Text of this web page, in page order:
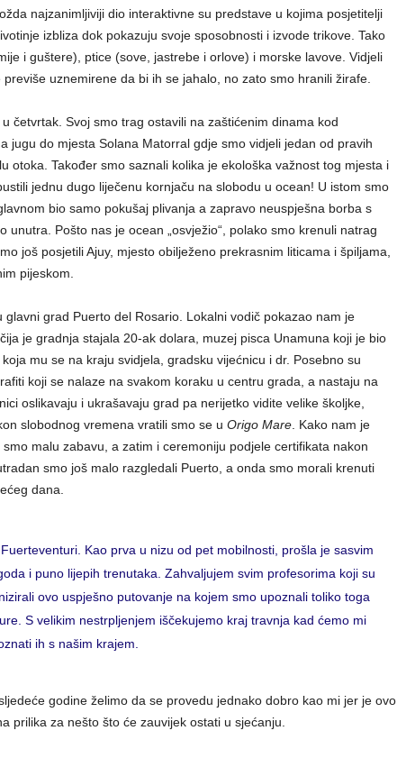
najzanimljiviji dio interaktivne su predstave u kojima posjetitelji
izbliza dok pokazuju svoje sposobnosti i izvode trikove. Tako
i guštere), ptice (sove, jastrebe i orlove) i morske lavove. Vidjeli
uznemirene da bi ih se jahalo, no zato smo hranili žirafe.
četvrtak. Svoj smo trag ostavili na zaštićenim dinama kod
jugu do mjesta Solana Matorral gdje smo vidjeli jedan od pravih
otoka. Također smo saznali kolika je ekološka važnost tog mjesta i
jednu dugo liječenu kornjaču na slobodu u ocean! U istom smo
bio samo pokušaj plivanja a zapravo neuspješna borba s
unutra. Pošto nas je ocean „osvježio“, polako smo krenuli natrag
još posjetili Ajuy, mjesto obilježeno prekrasnim liticama i špiljama,
pijeskom.
glavni grad Puerto del Rosario. Lokalni vodič pokazao nam je
je gradnja stajala 20-ak dolara, muzej pisca Unamuna koji je bio
mu se na kraju svidjela, gradsku vijećnicu i dr. Posebno su
koji se nalaze na svakom koraku u centru grada, a nastaju na
oslikavaju i ukrašavaju grad pa nerijetko vidite velike školjke,
slobodnog vremena vratili smo se u Origo Mare. Kako nam je
malu zabavu, a zatim i ceremoniju podjele certifikata nakon
smo još malo razgledali Puerto, a onda smo morali krenuti
dana.
Kao prva u nizu od pet mobilnosti, prošla je sasvim
i puno lijepih trenutaka. Zahvaljujem svim profesorima koji su
ovo uspješno putovanje na kojem smo upoznali toliko toga
S velikim nestrpljenjem iščekujemo kraj travnja kad ćemo mi
ih s našim krajem.
godine želimo da se provedu jednako dobro kao mi jer je ovo
prilika za nešto što će zauvijek ostati u sjećanju.